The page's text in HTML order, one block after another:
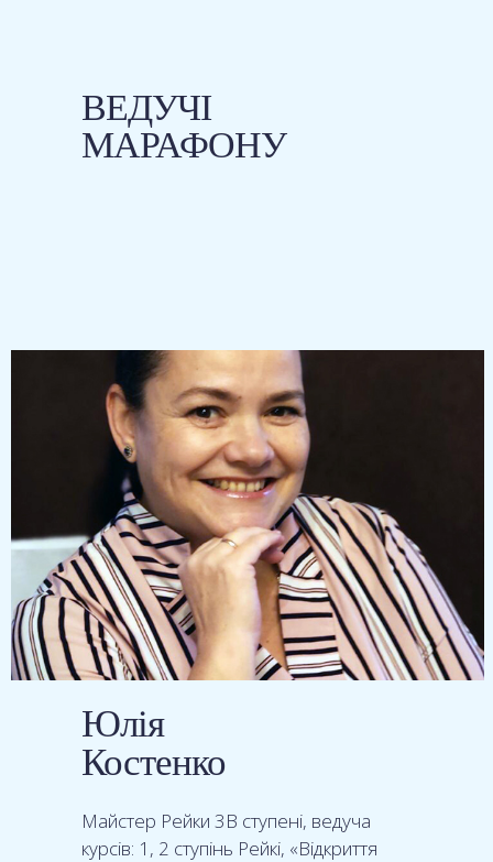
ВЕДУЧІ
МАРАФОНУ
Юлія
Костенко
Майстер Рейки 3В ступені, ведуча
курсів: 1, 2 ступінь Рейкі, «Відкриття